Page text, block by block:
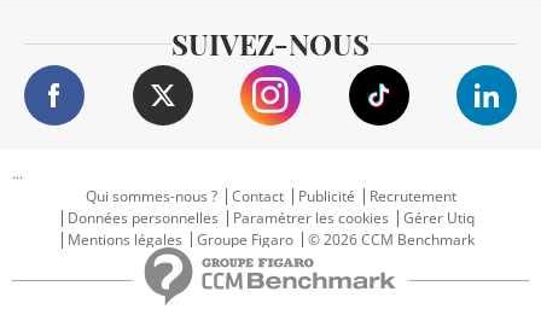
SUIVEZ-NOUS
...
Qui sommes-nous ?
Contact Publicité
Recrutement
Données personnelles
Paramétrer les cookies
Gérer Utiq
Mentions légales
Groupe Figaro © 2026 CCM Benchmark